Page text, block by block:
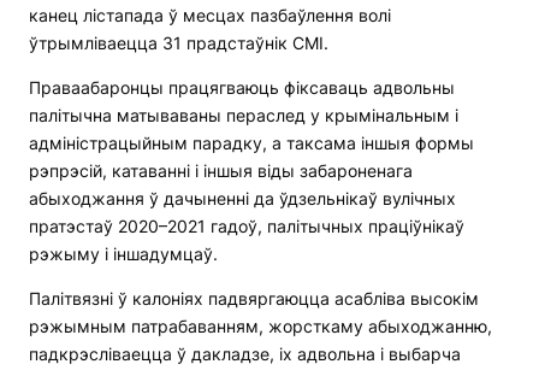
канец лістапада ў месцах пазбаўлення волі
ўтрымліваецца 31 прадстаўнік СМІ.
Праваабаронцы працягваюць фіксаваць адвольны
палітычна матываваны пераслед у крымінальным і
адміністрацыйным парадку, а таксама іншыя формы
рэпрэсій, катаванні і іншыя віды забароненага
абыходжання ў дачыненні да ўдзельнікаў вулічных
пратэстаў 2020–2021 гадоў, палітычных праціўнікаў
рэжыму і іншадумцаў.
Палітвязні ў калоніях падвяргаюцца асабліва высокім
рэжымным патрабаванням, жорсткаму абыходжанню,
падкрэсліваецца ў дакладзе, іх адвольна і выбарча